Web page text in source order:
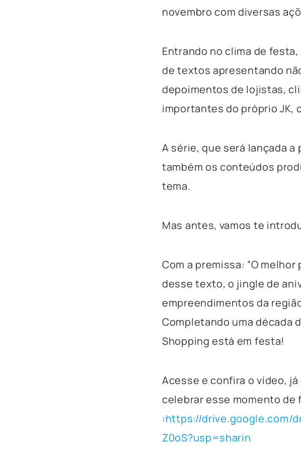
novembro com diversas
Entrando no clima de
de textos apresentando
depoimentos de lojistas,
importantes do próprio JK,
A série, que será lançada a
também os conteúdos
tema.
Mas antes, vamos te
Com a premissa: “O melhor
desse texto, o jingle de
empreendimentos da
Completando uma década
Shopping está em festa!
Acesse e confira o vídeo,
celebrar esse momento de
:https://drive.google.com/
Z0oS?usp=sharin